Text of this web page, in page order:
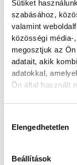
Sütiket
szabásához,
valamint
közösségi média-
megosztjuk az
adatait, akik
adatokkal,
Ön által használt
Elengedhetetlen
Beállítások
A
jutalmazták
Krisztián
kezdett: